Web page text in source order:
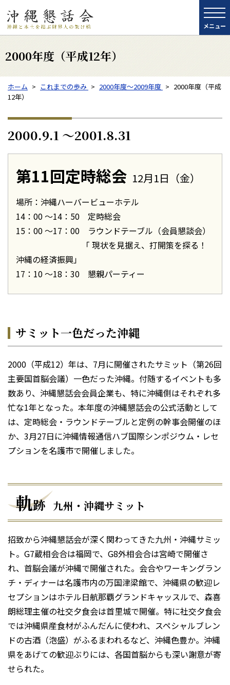
メニュー
2000年度（平成12年）
ホーム これまでの歩み 2000年度～2009年度
2000年度（平成
12年）
2000.9.1 〜2001.8.31
第11回定時総会 12月1日（金）
場所：沖縄ハーバービューホテル
14：00 〜14：50 定時総会
15：00 〜17：00 ラウンドテーブル（会員懇談会）
「 現状を見据え、打開策を探る！
沖縄の経済振興」
17：10 〜18：30 懇親パーティー
サミット一色だった沖縄
2000（平成12）年は、7月に開催されたサミット（第26回
主要国首脳会議）一色だった沖縄。付随するイベントも多
数あり、沖縄懇話会会員企業も、特に沖縄側はそれぞれ多
忙な1年となった。本年度の沖縄懇話会の公式活動として
は、定時総会・ラウンドテーブルと定例の幹事会開催のほ
か、3月27日に沖縄情報通信ハブ国際シンポジウム・レセ
プションを名護市で開催しました。
軌跡 九州・沖縄サミット
招致から沖縄懇話会が深く関わってきた九州・沖縄サミッ
ト。G7蔵相会合は福岡で、G8外相会合は宮崎で開催さ
れ、首脳会議が沖縄で開催された。会合やワーキングラン
チ・ディナーは名護市内の万国津梁館で、沖縄県の歓迎レ
セプションはホテル日航那覇グランドキャッスルで、森喜
朗総理主催の社交夕食会は首里城で開催。特に社交夕食会
では沖縄県産食材がふんだんに使われ、スペシャルブレン
ドの古酒（泡盛）がふるまわれるなど、沖縄色豊か。沖縄
県をあげての歓迎ぶりには、各国首脳からも深い謝意が寄
せられた。